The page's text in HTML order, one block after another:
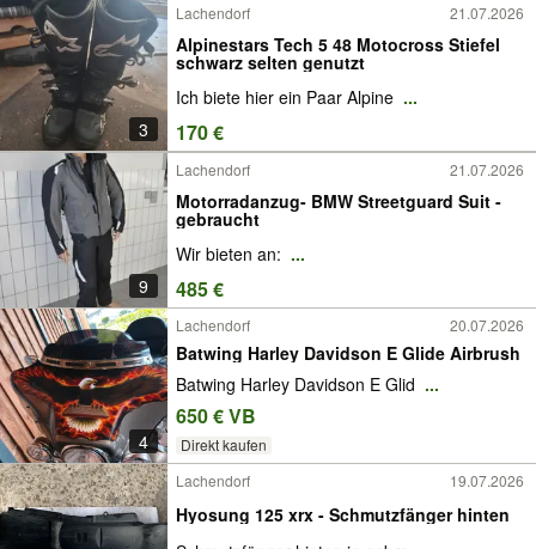
3
Lachendorf 21.07.2026
Alpinestars Tech 5 48 Motocross Stiefel
schwarz selten genutzt
Ich biete hier ein Paar Alpine ...
170 €
9
Lachendorf 21.07.2026
Motorradanzug- BMW Streetguard Suit -
gebraucht
Wir bieten an: ...
485 €
4
Lachendorf 20.07.2026
Batwing Harley Davidson E Glide Airbrush
Batwing Harley Davidson E Glid ...
650 € VB
Direkt kaufen
Lachendorf 19.07.2026
Hyosung 125 xrx - Schmutzfänger hinten